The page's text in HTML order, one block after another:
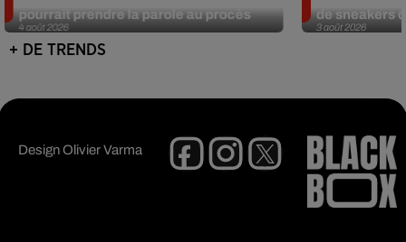
4 août 2026
pourrait prendre la parole au procès
3 août 2026
de sneakers
+ DE TRENDS
DesignOlivier Varma